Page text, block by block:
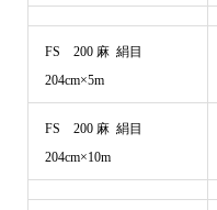
FS 200 麻 絹目
204cm×5m
FS 200 麻 絹目
204cm×10m